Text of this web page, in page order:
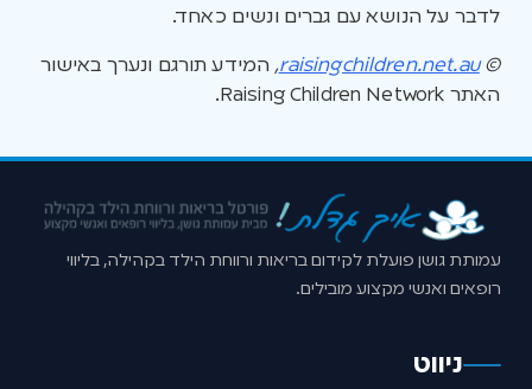
לדבר על הנושא עם גברים ונשים כאחד.
©
raisingchildren.net.au
, המידע תורגם ונערך באישור
האתר Raising Children Network.
עמותת גושן פועלת לקידום בריאות ורווחת הילד בקהילה, בליווי
רופאים ואנשי מקצוע מובילים.
ניווט